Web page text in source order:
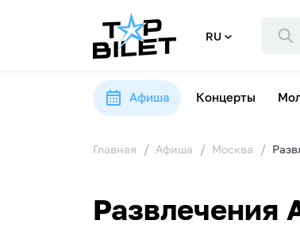
RU
Афиша Концерты
Главная Афиша Москва
Развлечения